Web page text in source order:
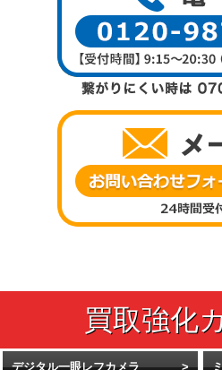
デジタル一眼レフカメラ